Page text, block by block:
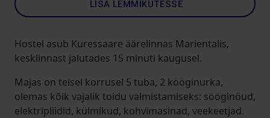
LISA LEMMIKUTESSE
Hostel asub Kuressaare äärelinnas Marientalis,
kesklinnast jalutades 15 minuti kaugusel.
Majas on teisel korrusel 5 tuba, 2 kööginurka,
olemas kõik vajalik toidu valmistamiseks: sööginõud,
elektripliidid, külmikud, kohvimasinad, veekeetjad.